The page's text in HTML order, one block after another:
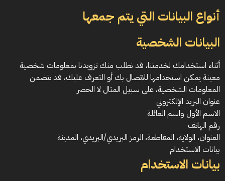
أنواع البيانات التي يتم جمعها
البيانات الشخصية
أثناء استخدامك لخدمتنا، قد نطلب منك تزويدنا بمعلومات شخصية
معينة يمكن استخدامها للاتصال بك أو التعرف عليك، قد تتضمن
المعلومات الشخصية، على سبيل المثال لا الحصر
عنوان البريد الإلكتروني
الاسم الأول واسم العائلة
رقم الهاتف
العنوان، الولاية، المقاطعة، الرمز البريدي/البريدي، المدينة
بيانات الاستخدام
بيانات الاستخدام